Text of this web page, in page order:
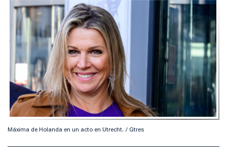
Máxima de Holanda en un acto en Utrecht. / Gtres